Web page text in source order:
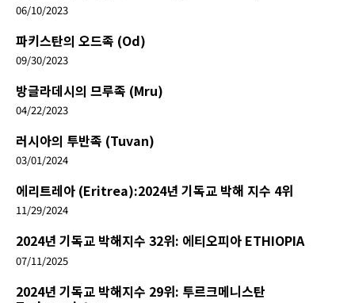
06/10/2023
파키스탄의 오드족 (Od)
09/30/2023
방글라데시의 므루족 (Mru)
04/22/2023
러시아의 투반족 (Tuvan)
03/01/2024
에리트레아 (Eritrea):2024년 기독교 박해 지수 4위
11/29/2024
2024년 기독교 박해지수 32위: 에티오피아 ETHIOPIA
07/11/2025
2024년 기독교 박해지수 29위: 투르크메니스탄